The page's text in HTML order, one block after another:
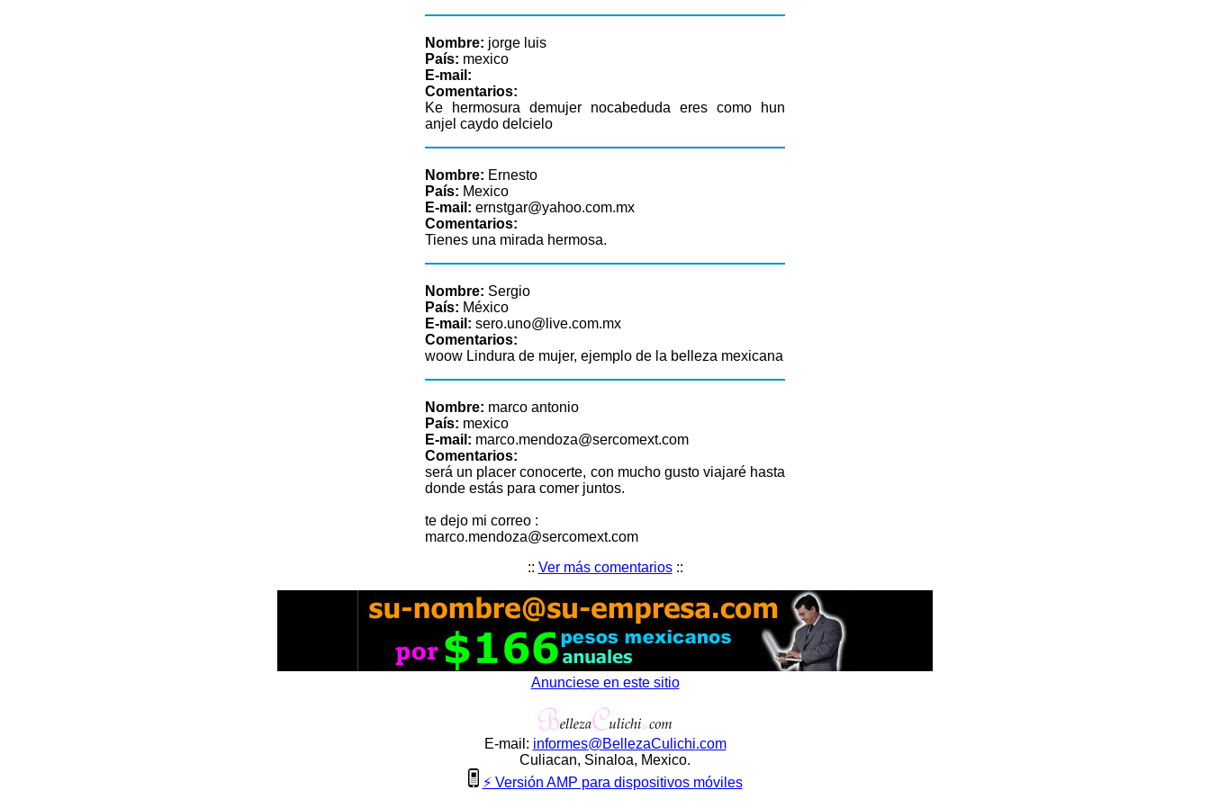
Nombre: jorge luis
País: mexico
E-mail:
Comentarios:
Ke hermosura demujer nocabeduda eres como hun
anjel caydo delcielo
Nombre: Ernesto
País: Mexico
E-mail: ernstgar@yahoo.com.mx
Comentarios:
Tienes una mirada hermosa.
Nombre: Sergio
País: México
E-mail: sero.uno@live.com.mx
Comentarios:
woow Lindura de mujer, ejemplo de la belleza mexicana
Nombre: marco antonio
País: mexico
E-mail: marco.mendoza@sercomext.com
Comentarios:
será un placer conocerte, con mucho gusto viajaré hasta
donde estás para comer juntos.
te dejo mi correo :
marco.mendoza@sercomext.com
:: Ver más comentarios::
Anunciese en este sitio
E-mail: informes@BellezaCulichi.com
Culiacan, Sinaloa, Mexico.
⚡ Versión AMP para dispositivos móviles